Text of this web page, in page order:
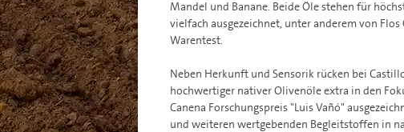
Mandel und Banane. Beide Öle stehen für
vielfach ausgezeichnet, unter anderem von
Warentest.
Neben Herkunft und Sensorik rücken bei
hochwertiger nativer Olivenöle extra in den
Canena Forschungspreis "Luis Vañó"
und weiteren wertgebenden Begleitstoffen in